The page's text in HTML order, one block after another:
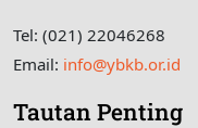
Tel: (021) 22046268
Email: info@ybkb.or.id
Tautan Penting